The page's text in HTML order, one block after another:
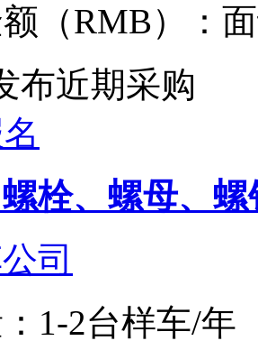
（RMB）：
布近期采购
栓、螺母、
司
1-2台样车/年